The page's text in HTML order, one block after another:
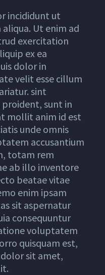
incididunt ut
Ut enim ad
exercitation
ex ea
dolor in
velit esse cillum
sint
sunt in
mollit anim id est
unde omnis
accusantium
totam rem
ab illo inventore
beatae vitae
enim ipsam
sit aspernatur
consequuntur
voluptatem
quisquam est,
sit amet,